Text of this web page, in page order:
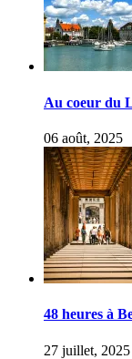
Au coeur du
06 août, 2025
48 heures à
27 juillet, 2025